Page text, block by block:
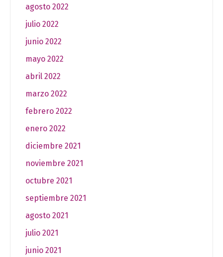
agosto 2022
julio 2022
junio 2022
mayo 2022
abril 2022
marzo 2022
febrero 2022
enero 2022
diciembre 2021
noviembre 2021
octubre 2021
septiembre 2021
agosto 2021
julio 2021
junio 2021